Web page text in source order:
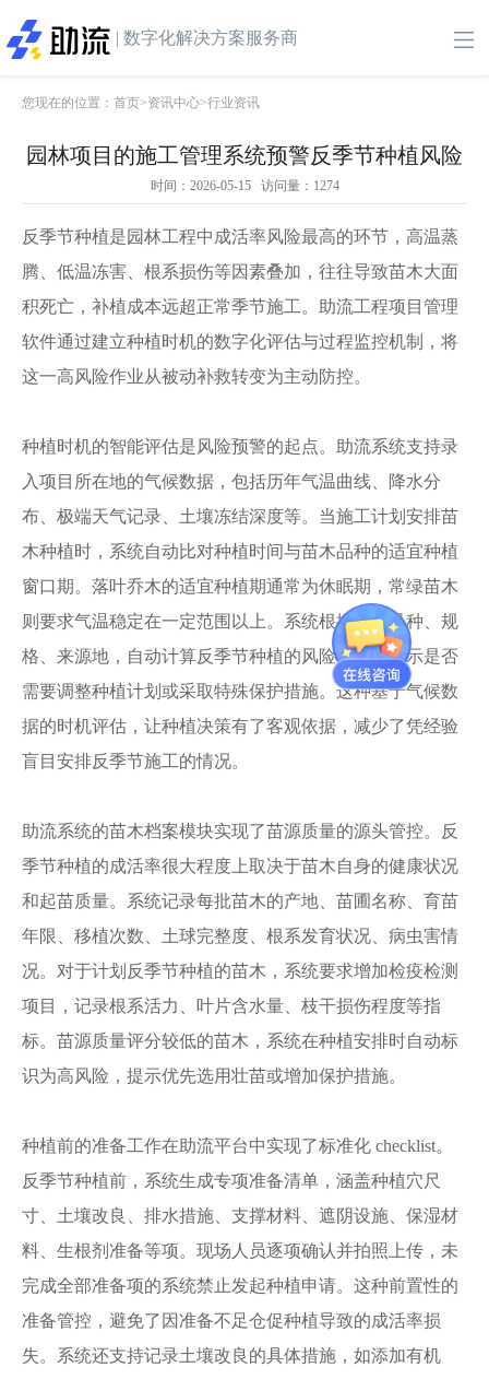
| 数字化解决方案服务商
您现在的位置： 首页>资讯中心>行业资讯
园林项目的施工管理系统预警反季节种植风险
时间：2026-05-15 访问量：1274
反季节种植是园林工程中成活率风险最高的环节，高温蒸
腾、低温冻害、根系损伤等因素叠加，往往导致苗木大面
积死亡，补植成本远超正常季节施工。助流工程项目管理
软件通过建立种植时机的数字化评估与过程监控机制，将
这一高风险作业从被动补救转变为主动防控。
种植时机的智能评估是风险预警的起点。助流系统支持录
入项目所在地的气候数据，包括历年气温曲线、降水分
布、极端天气记录、土壤冻结深度等。当施工计划安排苗
木种植时，系统自动比对种植时间与苗木品种的适宜种植
窗口期。落叶乔木的适宜种植期通常为休眠期，常绿苗木
则要求气温稳定在一定范围以上。系统根据苗木品种、规
格、来源地，自动计算反季节种植的风险等级，提示是否
需要调整种植计划或采取特殊保护措施。这种基于气候数
据的时机评估，让种植决策有了客观依据，减少了凭经验
盲目安排反季节施工的情况。
助流系统的苗木档案模块实现了苗源质量的源头管控。反
季节种植的成活率很大程度上取决于苗木自身的健康状况
和起苗质量。系统记录每批苗木的产地、苗圃名称、育苗
年限、移植次数、土球完整度、根系发育状况、病虫害情
况。对于计划反季节种植的苗木，系统要求增加检疫检测
项目，记录根系活力、叶片含水量、枝干损伤程度等指
标。苗源质量评分较低的苗木，系统在种植安排时自动标
识为高风险，提示优先选用壮苗或增加保护措施。
种植前的准备工作在助流平台中实现了标准化 checklist。
反季节种植前，系统生成专项准备清单，涵盖种植穴尺
寸、土壤改良、排水措施、支撑材料、遮阴设施、保湿材
料、生根剂准备等项。现场人员逐项确认并拍照上传，未
完成全部准备项的系统禁止发起种植申请。这种前置性的
准备管控，避免了因准备不足仓促种植导致的成活率损
失。系统还支持记录土壤改良的具体措施，如添加有机